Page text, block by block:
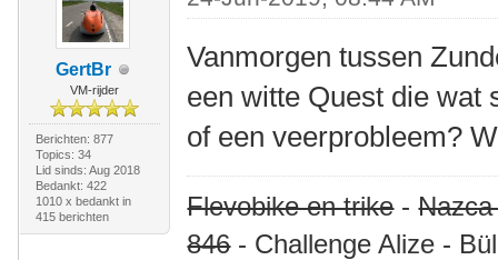
GertBr
VM-rijder
Berichten: 877
Topics: 34
Lid sinds: Aug 2018
Bedankt: 422
1010 x bedankt in
415 berichten
Vanmorgen tussen
een witte Quest die wat
of een veerprobleem?
Flevobike en trike-
846- Challenge Alize -